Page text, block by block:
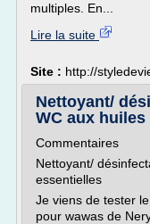
multiples. En...
Lire la suite
Site : http://
Nettoyant/
WC aux huiles
Commentaires
Nettoyant/
essentielles
Je viens de tester
pour wawas de